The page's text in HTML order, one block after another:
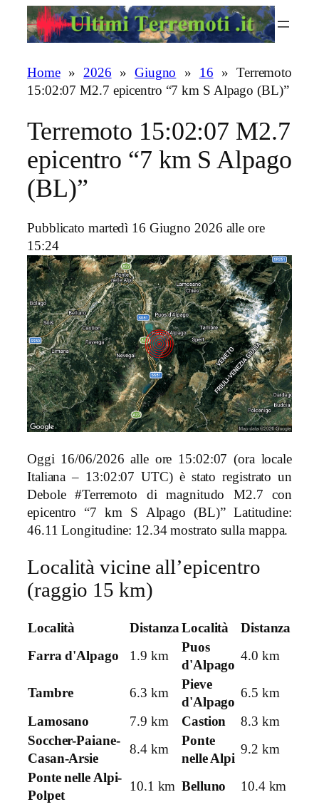
Home» 2026 » Giugno » 16 » Terremoto
15:02:07 M2.7 epicentro “7 km S Alpago (BL)”
Terremoto 15:02:07 M2.7
epicentro “7 km S Alpago
(BL)”
Pubblicato martedì 16 Giugno 2026 alle ore
15:24
Oggi 16/06/2026 alle ore 15:02:07 (ora locale
Italiana – 13:02:07 UTC) è stato registrato un
Debole #Terremoto di magnitudo M2.7 con
epicentro “7 km S Alpago (BL)” Latitudine:
46.11 Longitudine: 12.34 mostrato sulla mappa.
Località vicine all’epicentro
(raggio 15 km)
Località DistanzaLocalità
Distanza
Farra d'Alpago
1.9 km
Puos
d'Alpago
4.0 km
Tambre 6.3 km
Pieve
d'Alpago
6.5 km
Lamosano
7.9 km Castion
8.3 km
Soccher-Paiane-
Casan-Arsie
8.4 km
Ponte
nelle Alpi
9.2 km
Ponte nelle Alpi-
Polpet
10.1 km Belluno
10.4 km